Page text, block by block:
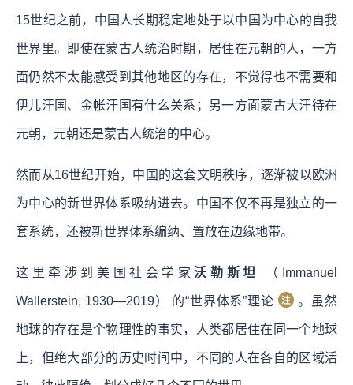
15世纪之前，中国人长期稳定地处于以中国为中心的自我
世界里。即使在蒙古人统治时期，居住在元朝的人，一方
面仍然不太能感受到其他地区的存在，不觉得也不需要和
伊儿汗国、金帐汗国有什么关系；另一方面蒙古大汗待在
元朝，元朝还是蒙古人统治的中心。
然而从16世纪开始，中国的这套文明秩序，逐渐被以欧洲
为中心的新世界体系吸纳进去。中国不仅不再是独立的一
套系统，还被新世界体系编纳、置放在边缘地带。
这里牵涉到美国社会学家沃勒斯坦 （Immanuel
Wallerstein, 1930—2019） 的“世界体系”理论 。虽然
地球的存在是个物理性的事实，人类都居住在同一个地球
上，但绝大部分的历史时间中，不同的人在各自的区域活